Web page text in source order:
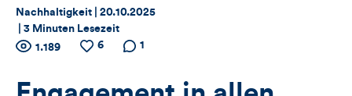
Thema:
Nachhaltigkeit | Datum:
20.10.2025
3 Minuten Lesezeit
Zähler
für
Anzahl
1.189
Anzahl
6
Anzahl der
1